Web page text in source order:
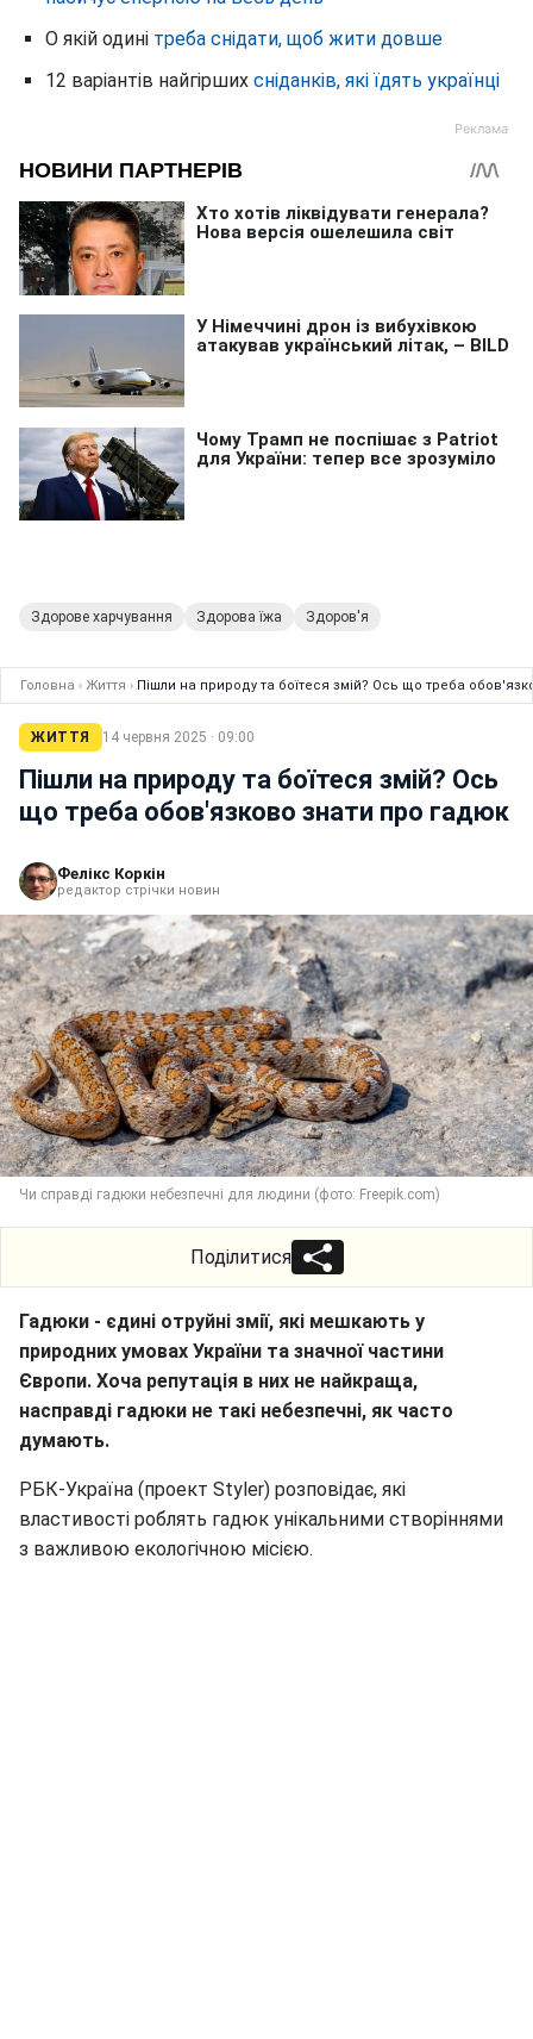
О якій одині треба снідати, щоб жити довше
12 варіантів найгірших сніданків, які їдять українці
Здорове харчування Здорова їжа Здоров'я
Головна › Життя › Пішли на природу та боїтеся змій? Ось що треба
ЖИТТЯ 14 червня 2025 · 09:00
Пішли на природу та боїтеся змій? Ось
що треба обов'язково знати про гадюк
Фелікс Коркін
редактор стрічки новин
Чи справді гадюки небезпечні для людини (фото: Freepik.com)
Поділитися
Гадюки - єдині отруйні змії, які мешкають у
природних умовах України та значної частини
Європи. Хоча репутація в них не найкраща,
насправді гадюки не такі небезпечні, як часто
думають.
РБК-Україна (проект Styler) розповідає, які
властивості роблять гадюк унікальними створіннями
з важливою екологічною місією.